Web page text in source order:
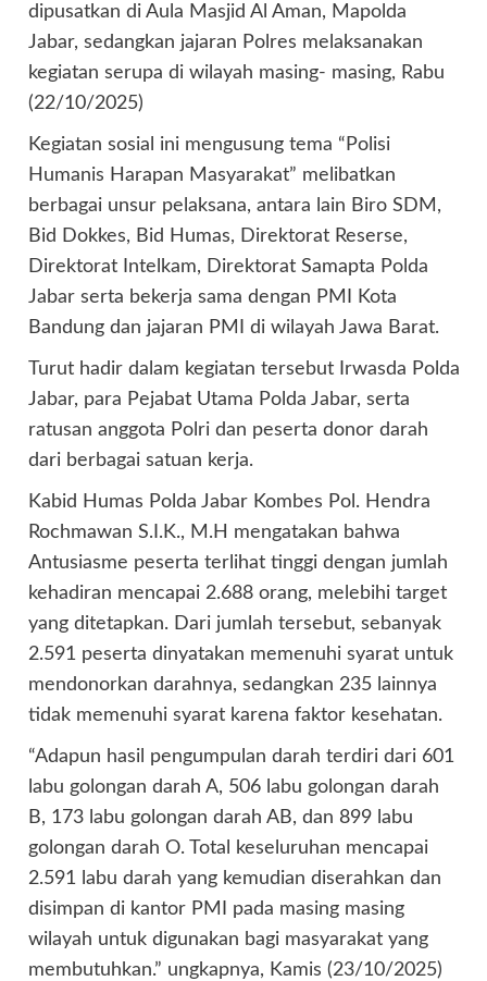
dipusatkan di Aula Masjid Al Aman, Mapolda
Jabar, sedangkan jajaran Polres melaksanakan
kegiatan serupa di wilayah masing- masing, Rabu
(22/10/2025)
Kegiatan sosial ini mengusung tema “Polisi
Humanis Harapan Masyarakat” melibatkan
berbagai unsur pelaksana, antara lain Biro SDM,
Bid Dokkes, Bid Humas, Direktorat Reserse,
Direktorat Intelkam, Direktorat Samapta Polda
Jabar serta bekerja sama dengan PMI Kota
Bandung dan jajaran PMI di wilayah Jawa Barat.
Turut hadir dalam kegiatan tersebut Irwasda Polda
Jabar, para Pejabat Utama Polda Jabar, serta
ratusan anggota Polri dan peserta donor darah
dari berbagai satuan kerja.
Kabid Humas Polda Jabar Kombes Pol. Hendra
Rochmawan S.I.K., M.H mengatakan bahwa
Antusiasme peserta terlihat tinggi dengan jumlah
kehadiran mencapai 2.688 orang, melebihi target
yang ditetapkan. Dari jumlah tersebut, sebanyak
2.591 peserta dinyatakan memenuhi syarat untuk
mendonorkan darahnya, sedangkan 235 lainnya
tidak memenuhi syarat karena faktor kesehatan.
“Adapun hasil pengumpulan darah terdiri dari 601
labu golongan darah A, 506 labu golongan darah
B, 173 labu golongan darah AB, dan 899 labu
golongan darah O. Total keseluruhan mencapai
2.591 labu darah yang kemudian diserahkan dan
disimpan di kantor PMI pada masing masing
wilayah untuk digunakan bagi masyarakat yang
membutuhkan.” ungkapnya, Kamis (23/10/2025)